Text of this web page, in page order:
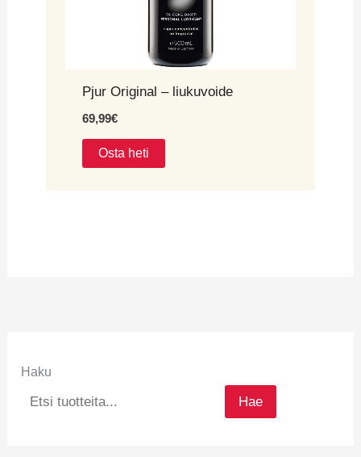
Pjur Original – liukuvoide
69,99€
Osta heti
Haku
Hae